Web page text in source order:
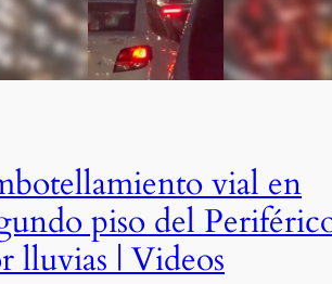
vial en
piso del
lluvias | Videos